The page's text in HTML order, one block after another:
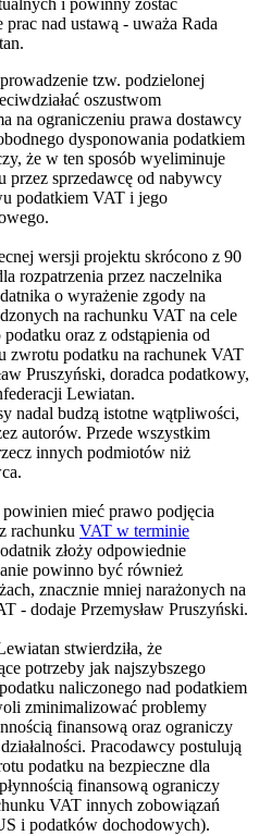
i powinny zostać
nad ustawą - uważa Rada
tzw. podzielonej
oszustwom
na ograniczeniu prawa dostawcy
dysponowania podatkiem
że w ten sposób wyeliminuje
przez sprzedawcę od nabywcy
podatkiem VAT i jego
wersji projektu skrócono z 90
rozpatrzenia przez naczelnika
o wyrażenie zgody na
na rachunku VAT na cele
podatku oraz z odstąpienia od
zwrotu podatku na rachunek VAT
Pruszyński, doradca podatkowy,
Lewiatan.
nadal budzą istotne wątpliwości,
autorów. Przede wszystkim
innych podmiotów niż
mieć prawo podjęcia
rachunku VAT w terminie
złoży odpowiednie
powinno być również
znacznie mniej narażonych na
- dodaje Przemysław Pruszyński.
stwierdziła, że
potrzeby jak najszybszego
naliczonego nad podatkiem
zminimalizować problemy
finansową oraz ograniczy
Pracodawcy postulują
podatku na bezpieczne dla
finansową ograniczy
VAT innych zobowiązań
i podatków dochodowych).